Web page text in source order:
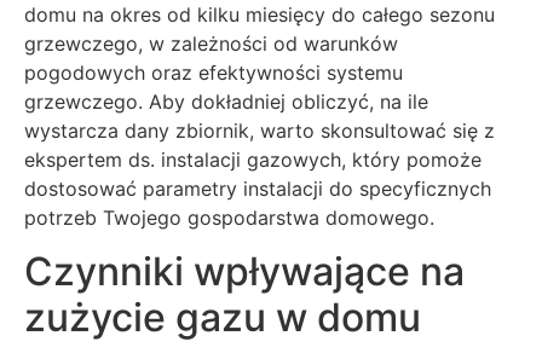
domu na okres od kilku miesięcy do całego sezonu
grzewczego, w zależności od warunków
pogodowych oraz efektywności systemu
grzewczego. Aby dokładniej obliczyć, na ile
wystarcza dany zbiornik, warto skonsultować się z
ekspertem ds. instalacji gazowych, który pomoże
dostosować parametry instalacji do specyficznych
potrzeb Twojego gospodarstwa domowego.
Czynniki wpływające na
zużycie gazu w domu